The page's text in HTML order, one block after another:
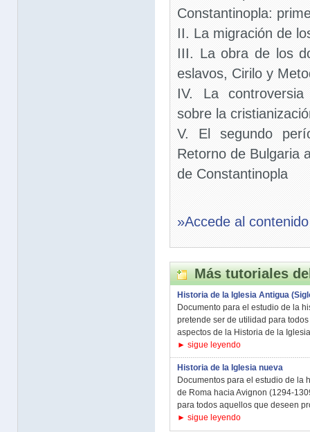
Constantinopla:
II. La migración de
III. La obra de los
eslavos, Cirilo y
IV. La
sobre la
V. El segundo
Retorno de Bulgaria
de Constantinopla
»Accede al
Más tutoriales
Historia de la Iglesia Antigua
Documento para el estudio de la
pretende ser de utilidad para
aspectos de la Historia de la
► sigue leyendo
Historia de la Iglesia nueva
Documentos para el estudio de la
de Roma hacia Avignon (1294-
para todos aquellos que deseen
► sigue leyendo